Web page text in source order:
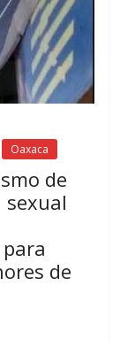
Oaxaca
de
sexual
de